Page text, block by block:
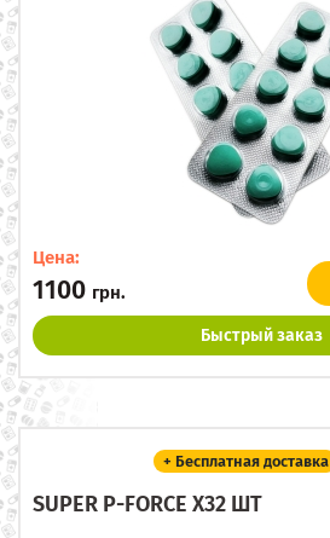
Цена:
1100 грн.
Быстрый заказ
+ Бесплатная доставка
SUPER P-FORCE X32 ШТ